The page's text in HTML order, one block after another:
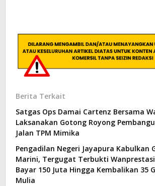
Berita Terkait
Satgas Ops Damai Cartenz Bersama
Laksanakan Gotong Royong
Jalan TPM Mimika
Pengadilan Negeri Jayapura Kabulkan
Marini, Tergugat Terbukti
Bayar 150 Juta Hingga Kembalikan 35
Mulia